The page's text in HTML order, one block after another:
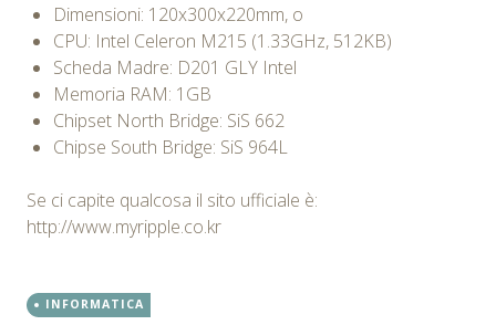
Dimensioni: 120x300x220mm, o
CPU: Intel Celeron M215 (1.33GHz, 512KB)
Scheda Madre: D201 GLY Intel
Memoria RAM: 1GB
Chipset North Bridge: SiS 662
Chipse South Bridge: SiS 964L
Se ci capite qualcosa il sito ufficiale è:
http://www.myripple.co.kr
INFORMATICA